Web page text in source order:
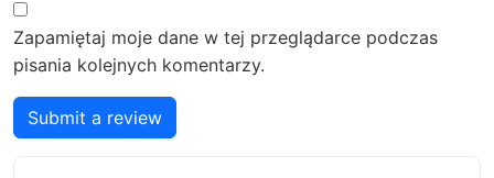
Zapamiętaj moje dane w tej przeglądarce podczas
pisania kolejnych komentarzy.
Submit a review